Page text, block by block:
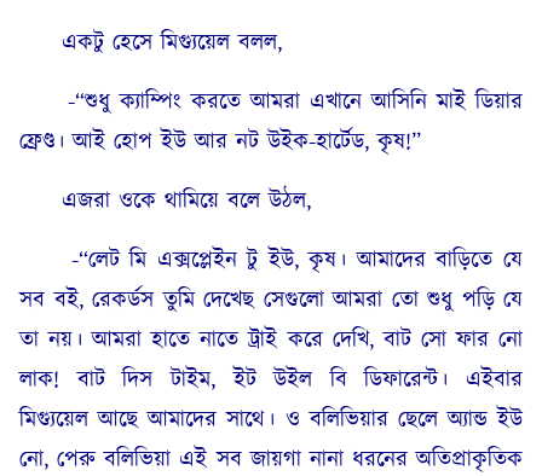
একটু হেসে মিগ্যুয়েল বলল,
-“শুধু ক্যাম্পিং করতে আমরা এখানে আসিনি মাই ডিয়ার
ফ্রেণ্ড। আই হোপ ইউ আর নট উইক-হার্টেড, কৃষ!”
এজরা ওকে থামিয়ে বলে উঠল,
-“লেট মি এক্সপ্লেইন টু ইউ, কৃষ। আমাদের বাড়িতে যে
সব বই, রেকর্ডস তুমি দেখেছ সেগুলো আমরা তো শুধু পড়ি যে
তা নয়। আমরা হাতে নাতে ট্রাই করে দেখি, বাট সো ফার নো
লাক! বাট দিস টাইম, ইট উইল বি ডিফারেন্ট। এইবার
মিগ্যুয়েল আছে আমাদের সাথে। ও বলিভিয়ার ছেলে অ্যান্ড ইউ
নো, পেরু বলিভিয়া এই সব জায়গা নানা ধরনের অতিপ্রাকৃতিক